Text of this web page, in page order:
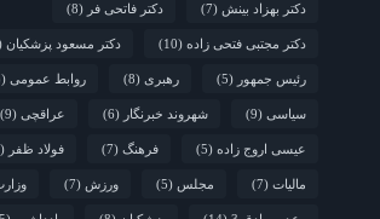
دکتر بهزاد بینش (7) دکتر فاتحی فر (8)
دکتر مجتبی فتحی زاده (10) دکتر مسعود پزشکیان
رئیس جمهور (5) رهبری (8) روابط عمومی (5)
سیاسی (9) شهروند خبرنگار (6) عراقچی (9)
عیسی اروج زاده (5) فرهنگ (7) فولاد ظفر (8)
مالیات (7) مجلس (5) ورزش (7)